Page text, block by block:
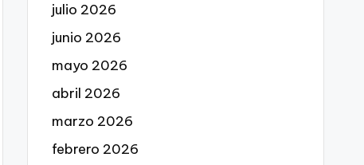
julio 2026
junio 2026
mayo 2026
abril 2026
marzo 2026
febrero 2026